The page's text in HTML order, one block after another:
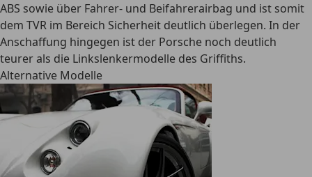
ABS sowie über Fahrer- und Beifahrerairbag und ist somit
dem TVR im Bereich Sicherheit deutlich überlegen. In der
Anschaffung hingegen ist der Porsche noch deutlich
teurer als die Linkslenkermodelle des Griffiths.
Alternative Modelle